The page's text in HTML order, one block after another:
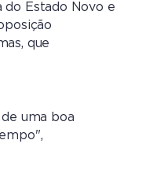
do Estado Novo e
que
uma boa